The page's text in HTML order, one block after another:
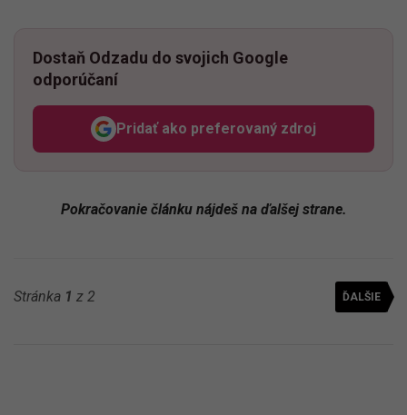
Dostaň Odzadu do svojich Google
odporúčaní
Pridať ako preferovaný zdroj
Odzadu, odkaz sa otvorí v
Pokračovanie článku nájdeš na ďalšej strane.
Stránka 1 z 2 ĎALŠIE